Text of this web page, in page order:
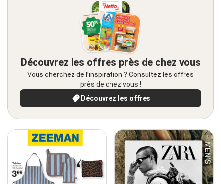
Découvrez les offres près de chez vous
Vous cherchez de l’inspiration ? Consultez les offres
près de chez vous !
Découvrez les offres